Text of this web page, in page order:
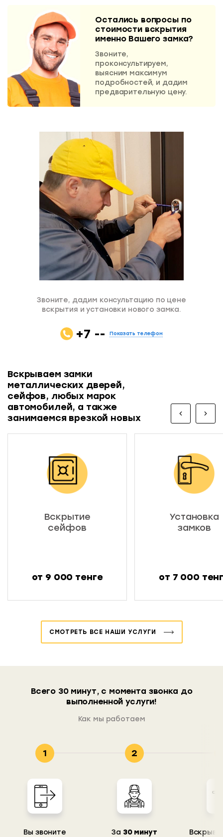
Остались вопросы по
стоимости вскрытия
именно Вашего замка?
Звоните,
проконсультируем,
выясним максимум
подробностей, и дадим
предварительную цену.
Звоните, дадим консультацию по цене
вскрытия и установки нового замка.
+7 -- Показать телефон
Вскрываем замки
металлических дверей,
сейфов, любых марок
автомобилей, а также
занимаемся врезкой новых
Вскрытие
сейфов
от 9 000 тенге
Установка
замков
от 7 000
СМОТРЕТЬ ВСЕ НАШИ УСЛУГИ
Всего 30 минут, с момента звонка до
выполненной услуги!
Как мы работаем
1
Вы звоните
2
За 30 минут